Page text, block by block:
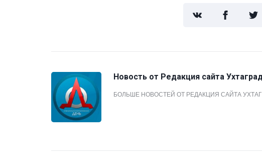
Новость от Редакция сайта
БОЛЬШЕ НОВОСТЕЙ ОТ РЕДАКЦИЯ САЙТА